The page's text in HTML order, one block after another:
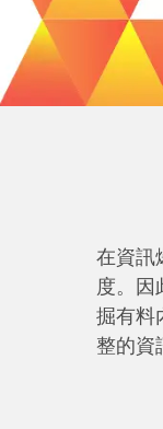
在資訊
度。因
掘有料
整的資